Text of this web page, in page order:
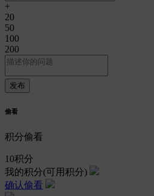
+
20
50
100
200
偷看
积分偷看
10积分
我的积分(可用积分)
确认偷看